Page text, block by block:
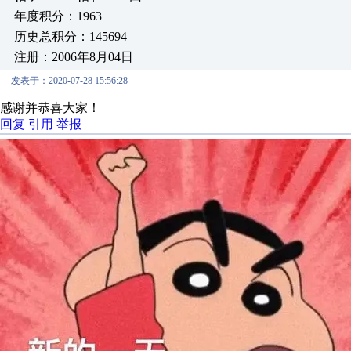
年度积分：1963
历史总积分：145694
注册：2006年8月04日
发表于：2020-07-28 15:56:28
感谢并恭喜大家！
回复 引用 举报